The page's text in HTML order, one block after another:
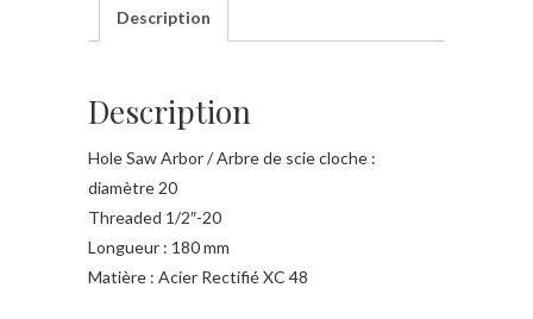
180mm
1/2"-20
Description
Description
Hole Saw Arbor / Arbre de scie cloche :
diamètre 20
Threaded 1/2″-20
Longueur : 180 mm
Matière : Acier Rectifié XC 48